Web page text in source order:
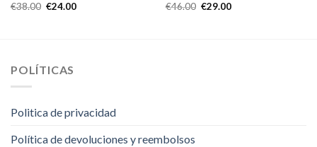
€38.00 €24.00
€46.00 €29.00
POLÍTICAS
Politica de privacidad
Política de devoluciones y reembolsos